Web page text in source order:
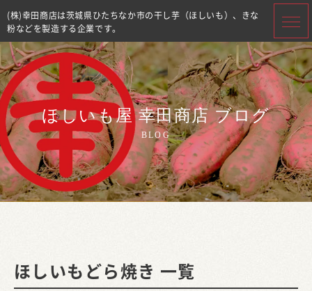
(株)幸田商店は茨城県ひたちなか市の干し芋（ほしいも）、きな
粉などを製造する企業です。
ほしいも屋 幸田商店 ブログ
BLOG
ほしいもどら焼き 一覧